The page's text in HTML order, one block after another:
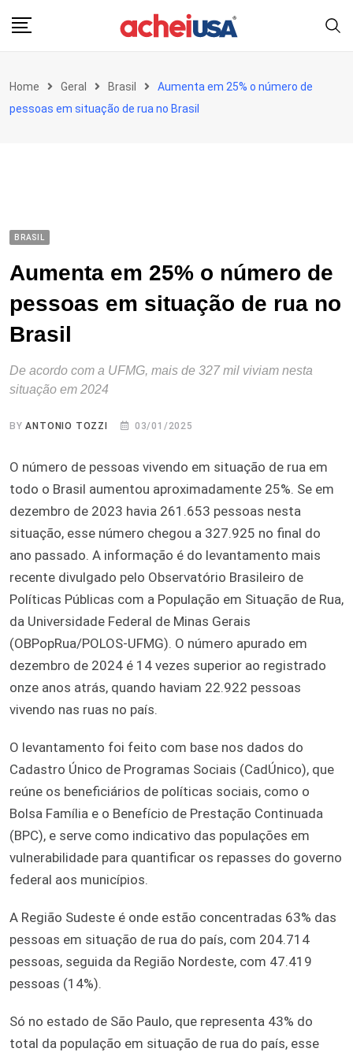
Home Geral Brasil
Aumenta em 25% o número de
pessoas em situação de rua no Brasil
BRASIL
Aumenta em 25% o número de
pessoas em situação de rua no
Brasil
De acordo com a UFMG, mais de 327 mil viviam nesta
situação em 2024
BYANTONIO TOZZI 03/01/2025
O número de pessoas vivendo em situação de rua em
todo o Brasil aumentou aproximadamente 25%. Se em
dezembro de 2023 havia 261.653 pessoas nesta
situação, esse número chegou a 327.925 no final do
ano passado. A informação é do levantamento mais
recente divulgado pelo Observatório Brasileiro de
Políticas Públicas com a População em Situação de Rua,
da Universidade Federal de Minas Gerais
(OBPopRua/POLOS-UFMG). O número apurado em
dezembro de 2024 é 14 vezes superior ao registrado
onze anos atrás, quando haviam 22.922 pessoas
vivendo nas ruas no país.
O levantamento foi feito com base nos dados do
Cadastro Único de Programas Sociais (CadÚnico), que
reúne os beneficiários de políticas sociais, como o
Bolsa Família e o Benefício de Prestação Continuada
(BPC), e serve como indicativo das populações em
vulnerabilidade para quantificar os repasses do governo
federal aos municípios.
A Região Sudeste é onde estão concentradas 63% das
pessoas em situação de rua do país, com 204.714
pessoas, seguida da Região Nordeste, com 47.419
pessoas (14%).
Só no estado de São Paulo, que representa 43% do
total da população em situação de rua do país, esse